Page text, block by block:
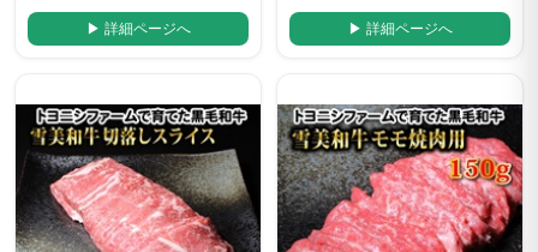
▶ 詳細ページへ ▶ 詳細ページへ